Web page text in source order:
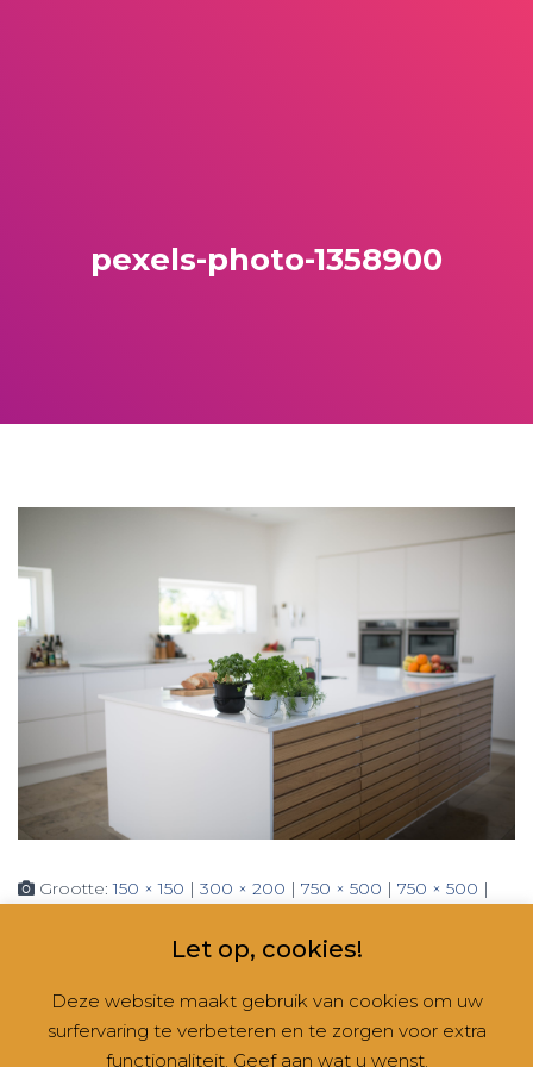
pexels-photo-1358900
Grootte:150 × 150 | 300 × 200 | 750 × 500 | 750 × 500 |
CONTACT NIEUWSBRIEVEN RUBRIEKEN
Let op, cookies!
Deze website maakt gebruik van cookies om uw
surfervaring te verbeteren en te zorgen voor extra
functionaliteit. Geef aan wat u wenst.